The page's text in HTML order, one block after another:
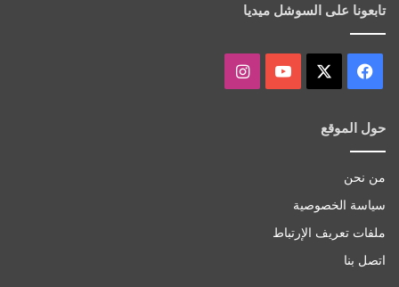
تابعونا على السوشل ميديا
فيسبوك ‫YouTubeانستقرام
حول الموقع
من نحن
سياسة الخصوصية
ملفات تعريف الإرتباط
اتصل بنا